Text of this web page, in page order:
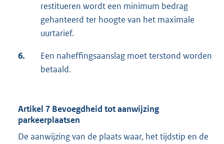
restitueren wordt een minimum bedrag
gehanteerd ter hoogte van het maximale
uurtarief.
6.
Een naheffingsaanslag moet terstond worden
betaald.
Artikel 7 Bevoegdheid tot aanwijzing
parkeerplaatsen
De aanwijzing van de plaats waar, het tijdstip en de